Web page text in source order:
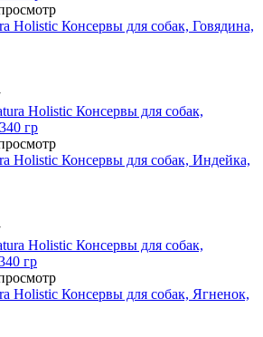
Holistic Консервы для собак, Говядина,
Holistic Консервы для собак, Индейка,
Holistic Консервы для собак, Ягненок,